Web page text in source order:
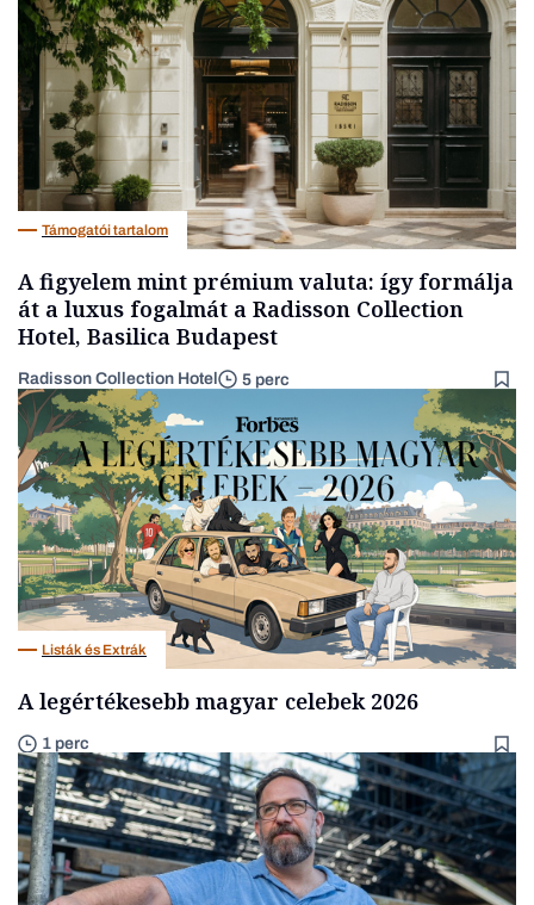
Támogatói tartalom
A figyelem mint prémium valuta: így formálja
át a luxus fogalmát a Radisson Collection
Hotel, Basilica Budapest
Radisson Collection Hotel 5 perc
Listák és Extrák
A legértékesebb magyar celebek 2026
1 perc